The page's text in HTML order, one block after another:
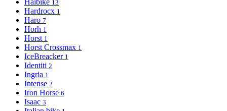
13
Hardrocx 1
Haro 7
Horh 1
Horst 1
Horst Crossmax 1
IceBreacker 1
Identiti 2
Ingria 1
Intense 2
Iron Horse 6
Isaac 3